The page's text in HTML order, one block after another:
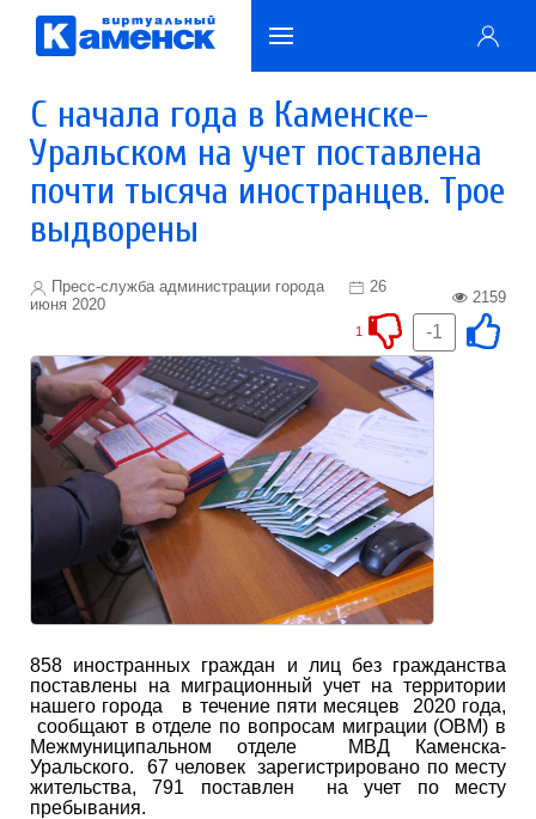
С начала года в Каменске-
Уральском на учет поставлена
почти тысяча иностранцев. Трое
выдворены
Пресс-служба администрации города
26
июня 2020
2159
-1
1
858 иностранных граждан и лиц без гражданства
поставлены на миграционный учет на территории
нашего города в течение пяти месяцев 2020 года,
сообщают в отделе по вопросам миграции (ОВМ) в
Межмуниципальном отделе МВД Каменска-
Уральского. 67 человек зарегистрировано по месту
жительства, 791 поставлен на учет по месту
пребывания.